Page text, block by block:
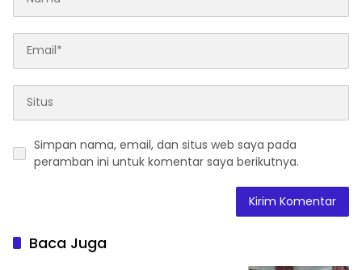
Simpan nama, email, dan situs web saya pada
peramban ini untuk komentar saya berikutnya.
Baca Juga